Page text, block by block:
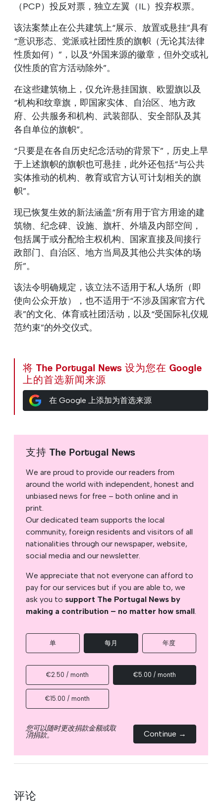
（PCP）投反对票，独立左翼（IL）投弃权票。
该法案禁止在公共建筑上“展示、放置或悬挂”具有
“意识形态、党派或社团性质的旗帜（无论其法律
性质如何）”，以及“外国来源的徽章，但外交或礼
仪性质的官方活动除外”。
在这些建筑物上，仅允许悬挂国旗、欧盟旗以及
“机构和纹章旗，即国家实体、自治区、地方政
府、公共服务和机构、武装部队、安全部队及其
各自单位的旗帜”。
“只要是在各自历史纪念活动的背景下”，历史上早
于上述旗帜的旗帜也可悬挂，此外还包括“与公共
实体推动的机构、教育或官方认可计划相关的旗
帜”。
现已恢复生效的新法涵盖“所有用于官方用途的建
筑物、纪念碑、设施、旗杆、外墙及内部空间，
包括属于或分配给主权机构、国家直接及间接行
政部门、自治区、地方当局及其他公共实体的场
所”。
该法令明确规定，该立法不适用于私人场所（即
使向公众开放），也不适用于“不涉及国家官方代
表”的文化、体育或社团活动，以及“受国际礼仪规
范约束”的外交仪式。
将 The Portugal News 设为您在 Google
上的首选新闻来源
在 Google 上添加为首选来源
支持 The Portugal News
We are proud to provide our readers from
around the world with independent, honest and
unbiased news for free – both online and in
print.
Our dedicated team supports the local
community, foreign residents and visitors of all
nationalities through our newspaper, website,
social media and our newsletter.
We appreciate that not everyone can afford to
pay for our services but if you are able to, we
ask you to support The Portugal News by
making a contribution – no matter how small.
单 每月 年度
€2.50 / month €5.00 / month
€15.00 / month
您可以随时更改捐款金额或取
消捐款。 Continue →
评论